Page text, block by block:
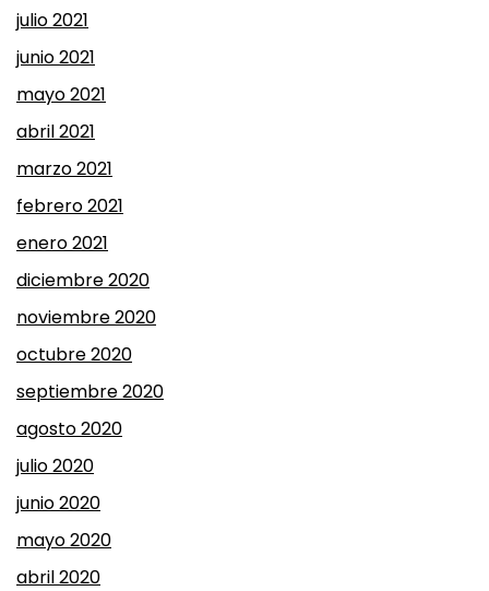
julio 2021
junio 2021
mayo 2021
abril 2021
marzo 2021
febrero 2021
enero 2021
diciembre 2020
noviembre 2020
octubre 2020
septiembre 2020
agosto 2020
julio 2020
junio 2020
mayo 2020
abril 2020